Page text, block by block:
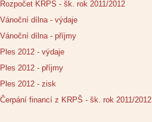
Rozpočet KRPŠ - šk. rok 2011/2012
Vánoční dílna - výdaje
Vánoční dílna - příjmy
Ples 2012 - výdaje
Ples 2012 - příjmy
Ples 2012 - zisk
Čerpání financí z KRPŠ - šk. rok 2011/2012